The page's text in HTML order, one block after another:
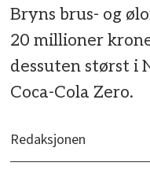
Bryns brus- og
20 millioner
dessuten størst i
Coca-Cola Zero.
Redaksjonen